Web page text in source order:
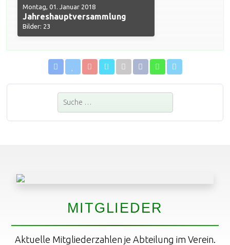
Montag, 01. Januar 2018
Jahreshauptversammlung
Bilder: 23
Suchen
MITGLIEDER
Aktuelle Mitgliederzahlen je Abteilung im Verein.